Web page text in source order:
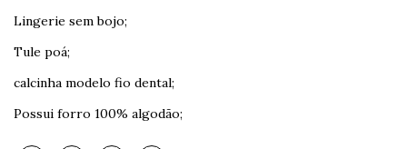
Lingerie sem bojo;
Tule poá;
calcinha modelo fio dental;
Possui forro 100% algodão;